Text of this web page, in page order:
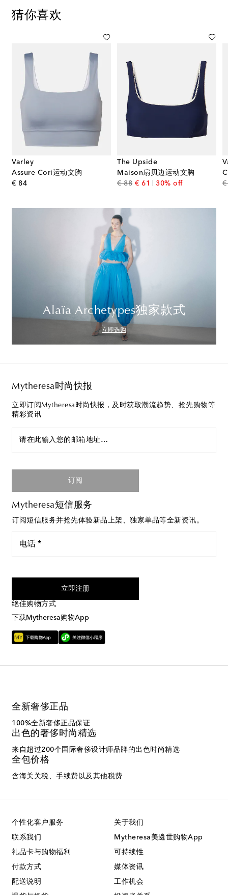
猜你喜欢
Varley
Assure Cori运动文胸
€ 84original price
The Upside
Maison扇贝边运动文胸
€ 88original price
€ 61 discount price
30% off
€
Alaïa Archetypes独家款式
立即选购
Mytheresa时尚快报
立即订阅Mytheresa时尚快报，及时获取潮流趋势、抢先购物等
精彩资讯
请在此输入您的邮箱地址…
订阅
Mytheresa短信服务
订阅短信服务并抢先体验新品上架、独家单品等全新资讯。
电话 *
立即注册
绝佳购物方式
下载Mytheresa购物App
全新奢侈正品
100%全新奢侈正品保证
出色的奢侈时尚精选
来自超过200个国际奢侈设计师品牌的出色时尚精选
全包价格
含海关关税、手续费以及其他税费
个性化客户服务
联系我们
礼品卡与购物福利
付款方式
配送说明
关于我们
Mytheresa美遴世购物App
可持续性
媒体资讯
工作机会